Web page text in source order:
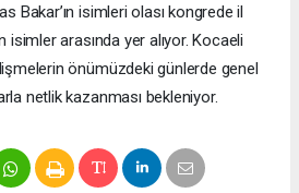
Bakar’ın isimleri olası kongrede il
isimler arasında yer alıyor. Kocaeli
önümüzdeki günlerde genel
netlik kazanması bekleniyor.